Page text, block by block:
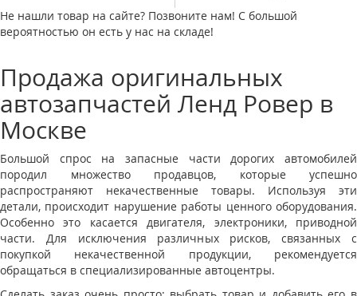
Не нашли товар на сайте? Позвоните нам! С большой
вероятностью он есть у нас на складе!
Продажа оригинальных
автозапчастей Ленд Ровер в
Москве
Большой спрос на запасные части дорогих автомобилей
породил множество продавцов, которые успешно
распространяют некачественные товары. Используя эти
детали, происходит нарушение работы ценного оборудования.
Особенно это касается двигателя, электроники, приводной
части. Для исключения различных рисков, связанных с
покупкой некачественной продукции, рекомендуется
обращаться в специализированные автоцентры.